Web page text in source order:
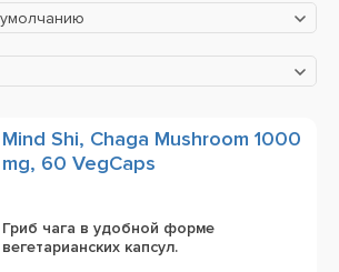
Mind Shi, Chaga Mushroom 1000
mg, 60 VegCaps
Гриб чага в удобной форме
вегетарианских капсул.